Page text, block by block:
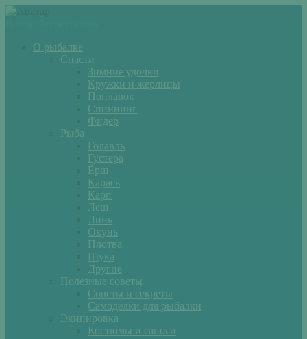
О рыбалке
Снасти
Зимние удочки
Кружки и жерлицы
Поплавок
Спиннинг
Фидер
Рыба
Голавль
Густера
Ёрш
Карась
Карп
Лещ
Линь
Окунь
Плотва
Щука
Другие
Полезные советы
Советы и секреты
Самоделки для рыбалки
Экипировка
Костюмы и сапоги